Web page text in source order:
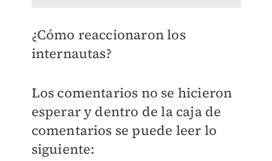
¿Cómo reaccionaron los
internautas?
Los comentarios no se hicieron
esperar y dentro de la caja de
comentarios se puede leer lo
siguiente: